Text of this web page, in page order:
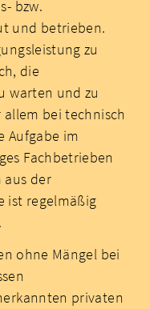
bzw.
und betrieben.
zu
die
warten und zu
bei technisch
Aufgabe im
Fachbetrieben
aus der
ist regelmäßig
ohne Mängel bei
privaten